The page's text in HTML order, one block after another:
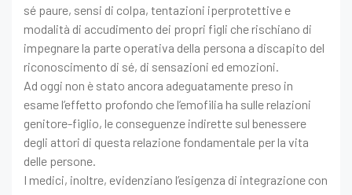
sé paure, sensi di colpa, tentazioni iperprotettive e
modalità di accudimento dei propri figli che rischiano di
impegnare la parte operativa della persona a discapito del
riconoscimento di sé, di sensazioni ed emozioni.
Ad oggi non è stato ancora adeguatamente preso in
esame l’effetto profondo che l’emofilia ha sulle relazioni
genitore-figlio, le conseguenze indirette sul benessere
degli attori di questa relazione fondamentale per la vita
delle persone.
I medici, inoltre, evidenziano l’esigenza di integrazione con